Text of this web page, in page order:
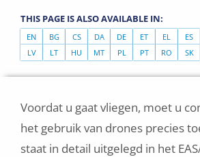
THIS PAGE IS ALSO AVAILABLE IN:
EN BG CS DA DE ET EL ES
LV
LT HU MT PL PT RO SK
Voordat u gaat vliegen, moet u
het gebruik van drones precies
staat in detail uitgelegd in het